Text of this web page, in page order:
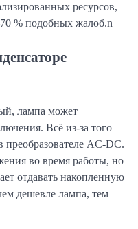
ресурсов,
% подобных жалоб.n
лампа может
Всё из-за того
AC-DC.
во время работы, но
отдавать накопленную
дешевле лампа, тем